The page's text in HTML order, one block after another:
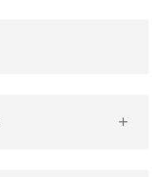
nästa